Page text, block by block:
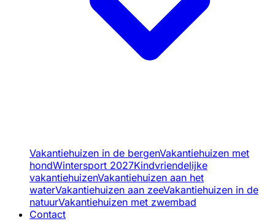
Vakantiehuizen in de bergenVakantiehuizen met
hondWintersport 2027Kindvriendelijke
vakantiehuizenVakantiehuizen aan het
waterVakantiehuizen aan zeeVakantiehuizen in de
natuurVakantiehuizen met zwembad
Contact